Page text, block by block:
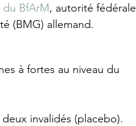
BfArM, autorité fédérale
(BMG) allemand.
à fortes au niveau du
invalidés (placebo).